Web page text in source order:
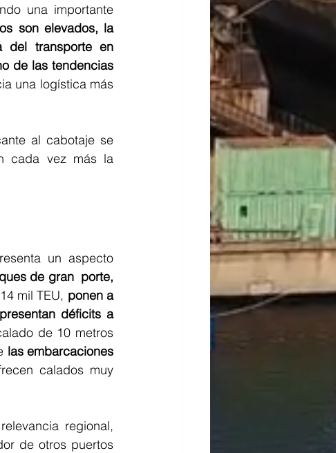
una importante
son elevados, la
del transporte en
de las tendencias
una logística más
al cabotaje se
cada vez más la
un aspecto
de gran  porte,
mil TEU, ponen a
déficits a
de 10 metros
las embarcaciones
calados muy
regional,
de otros puertos